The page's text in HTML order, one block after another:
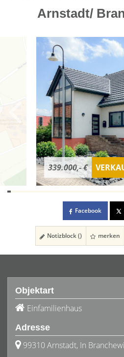
Arnstadt/
339.000,- €
Facebook
Notizblock () merken
Objektart
Einfamilienhaus
Adresse
99310 Arnstadt, In